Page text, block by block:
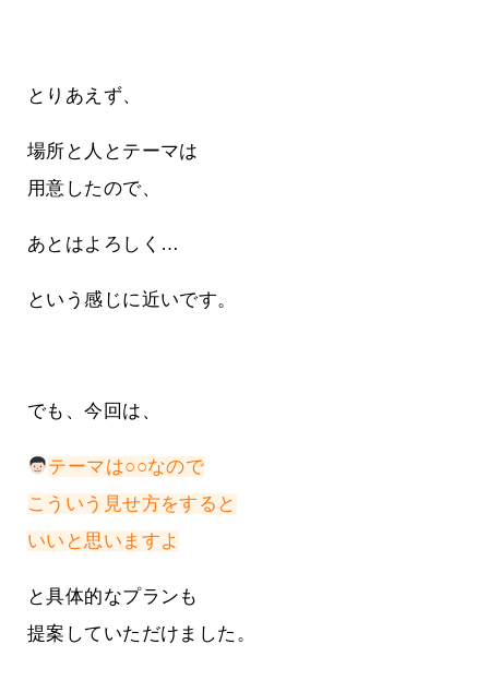
とりあえず、
場所と人とテーマは
用意したので、
あとはよろしく…
という感じに近いです。
でも、今回は、
テーマは○○なので
こういう見せ方をすると
いいと思いますよ
と具体的なプランも
提案していただけました。